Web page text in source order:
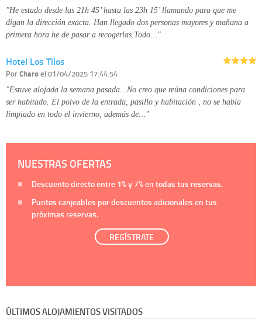
"He estado desde las 21h 45’ hasta las 23h 15’ llamando para que me
digan la dirección exacta. Han llegado dos personas mayores y mañana a
primera hora he de pasar a recogerlas.Todo…"
Hotel Los Tilos
PorCharoel 01/04/2025 17:44:54
"Estuve alojada la semana pasada...No creo que reúna condiciones para
ser habitado. El polvo de la entrada, pasillo y habitación , no se había
limpiado en todo el invierno, además de…"
NUESTRAS OFERTAS
Descuento directo entre 1%y 7%en todas tus reservas.
Puntos canjeables por descuentos adicionales en tus
próximas reservas.
REGÍSTRATE
ÚLTIMOS ALOJAMIENTOS VISITADOS